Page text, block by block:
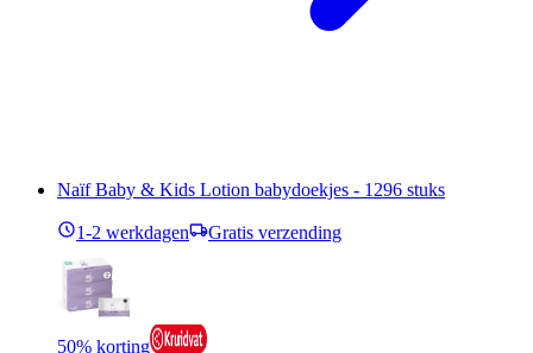
Naïf Baby & Kids Lotion babydoekjes - 1296 stuks
1-2 werkdagen Gratis verzending
50% korting